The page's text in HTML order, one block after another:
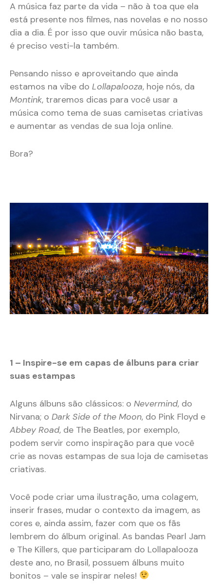
A música faz parte da vida – não à toa que ela
está presente nos filmes, nas novelas e no nosso
dia a dia. É por isso que ouvir música não basta,
é preciso vesti-la também.
Pensando nisso e aproveitando que ainda
estamos na vibe do Lollapalooza, hoje nós, da
Montink, traremos dicas para você usar a
música como tema de suas camisetas criativas
e aumentar as vendas de sua loja online.
Bora?
1 – Inspire-se em capas de álbuns para criar
suas estampas
Alguns álbuns são clássicos: o Nevermind, do
Nirvana; o Dark Side of the Moon, do Pink Floyd e
Abbey Road, de The Beatles, por exemplo,
podem servir como inspiração para que você
crie as novas estampas de sua loja de camisetas
criativas.
Você pode criar uma ilustração, uma colagem,
inserir frases, mudar o contexto da imagem, as
cores e, ainda assim, fazer com que os fãs
lembrem do álbum original. As bandas Pearl Jam
e The Killers, que participaram do Lollapalooza
deste ano, no Brasil, possuem álbuns muito
bonitos – vale se inspirar neles!